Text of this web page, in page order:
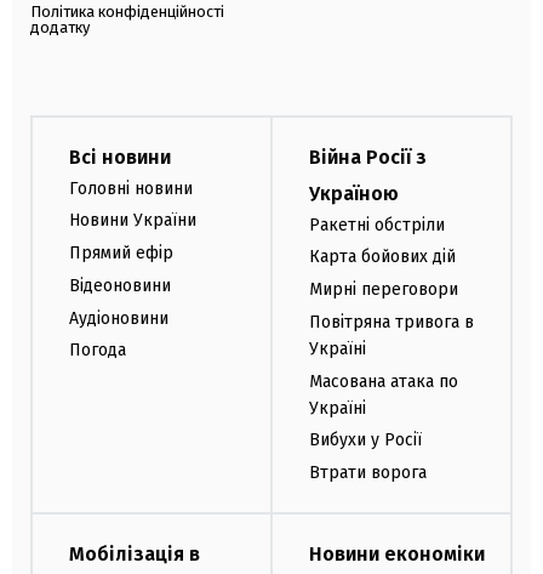
Політика конфіденційності
додатку
Всі новини
Головні новини
Новини України
Прямий ефір
Відеоновини
Аудіоновини
Погода
Війна Росії з
Україною
Ракетні обстріли
Карта бойових дій
Мирні переговори
Повітряна тривога в
Україні
Масована атака по
Україні
Вибухи у Росії
Втрати ворога
Мобілізація в
Новини економіки